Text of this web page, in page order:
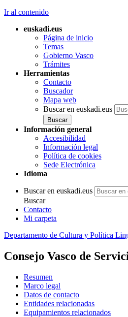
Ir al contenido
euskadi.eus
Página de inicio
Temas
Gobierno Vasco
Trámites
Herramientas
Contacto
Buscador
Mapa web
Buscar en euskadi.eus
Información general
Accesibilidad
Información legal
Política de cookies
Sede Electrónica
Idioma
Buscar en euskadi.eus
Buscar
Contacto
Mi carpeta
Departamento de Cultura y Política
Consejo Vasco de
Resumen
Marco legal
Datos de contacto
Entidades relacionadas
Equipamientos relacionados